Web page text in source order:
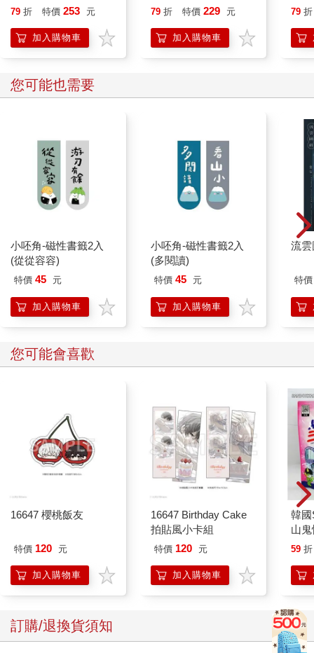
79 折 特價 253 元
加入購物車
79 折 特價 229 元
加入購物車
就
79 折
您可能也需要
小呸角-磁性書籤2入
(從從容容)
特價 45 元
加入購物車
小呸角-磁性書籤2入
(多閱讀)
特價 45 元
加入購物車
流
特價
您可能會喜歡
16647 櫻桃飯友
特價 120 元
加入購物車
16647 Birthday Cake
拍貼風小卡組
特價 120 元
加入購物車
韓
山
450
59 折
訂購/退換貨須知